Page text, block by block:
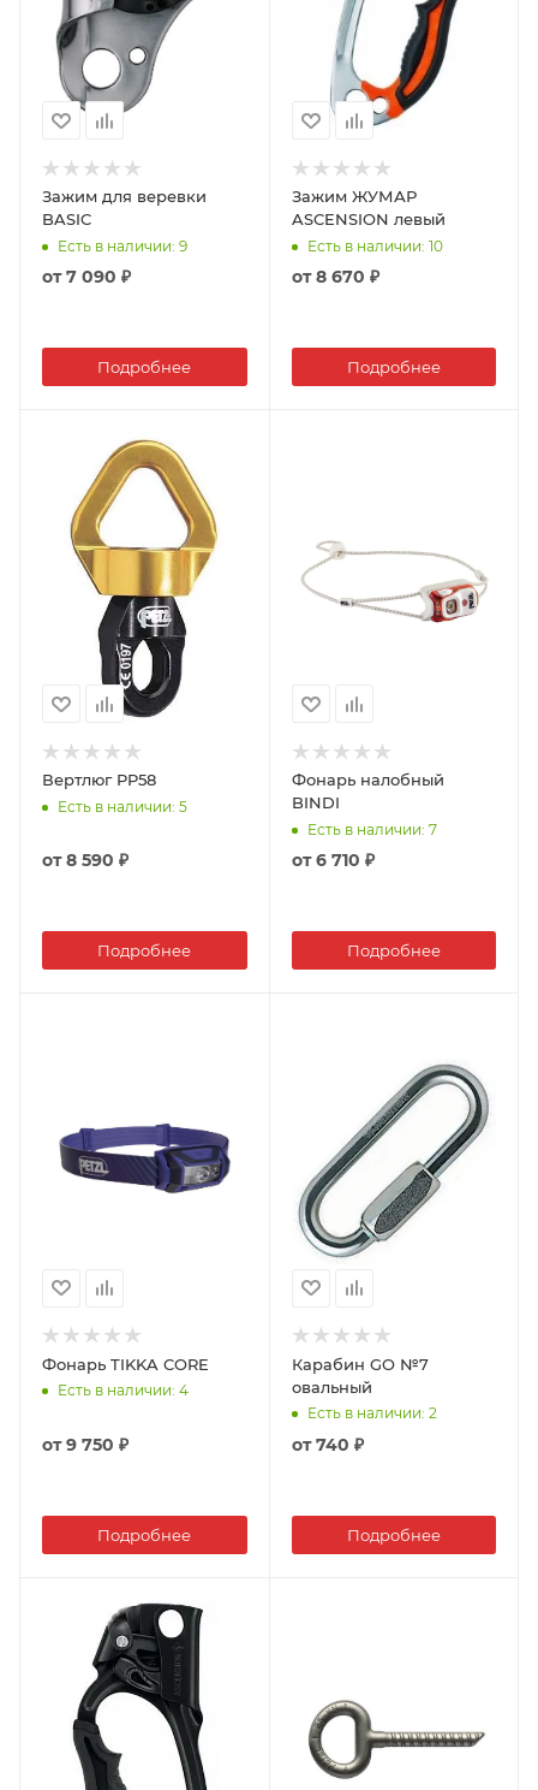
Зажим для веревки
BASIC
Есть в наличии: 9
от7 090 ₽
Подробнее
Зажим ЖУМАР
ASCENSION левый
Есть в наличии: 10
от8 670 ₽
Подробнее
Вертлюг PP58
Есть в наличии: 5
от8 590 ₽
Подробнее
Фонарь налобный
BINDI
Есть в наличии: 7
от6 710 ₽
Подробнее
Фонарь TIKKA CORE
Есть в наличии: 4
от9 750 ₽
Подробнее
Карабин GO №7
овальный
Есть в наличии: 2
от740 ₽
Подробнее